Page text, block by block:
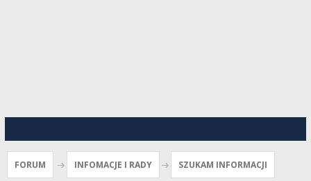
FORUM INFOMACJE I RADY SZUKAM INFORMACJI